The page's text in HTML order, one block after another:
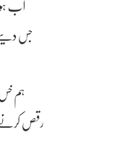
اب
جس
ہم خس
رقص کرنے